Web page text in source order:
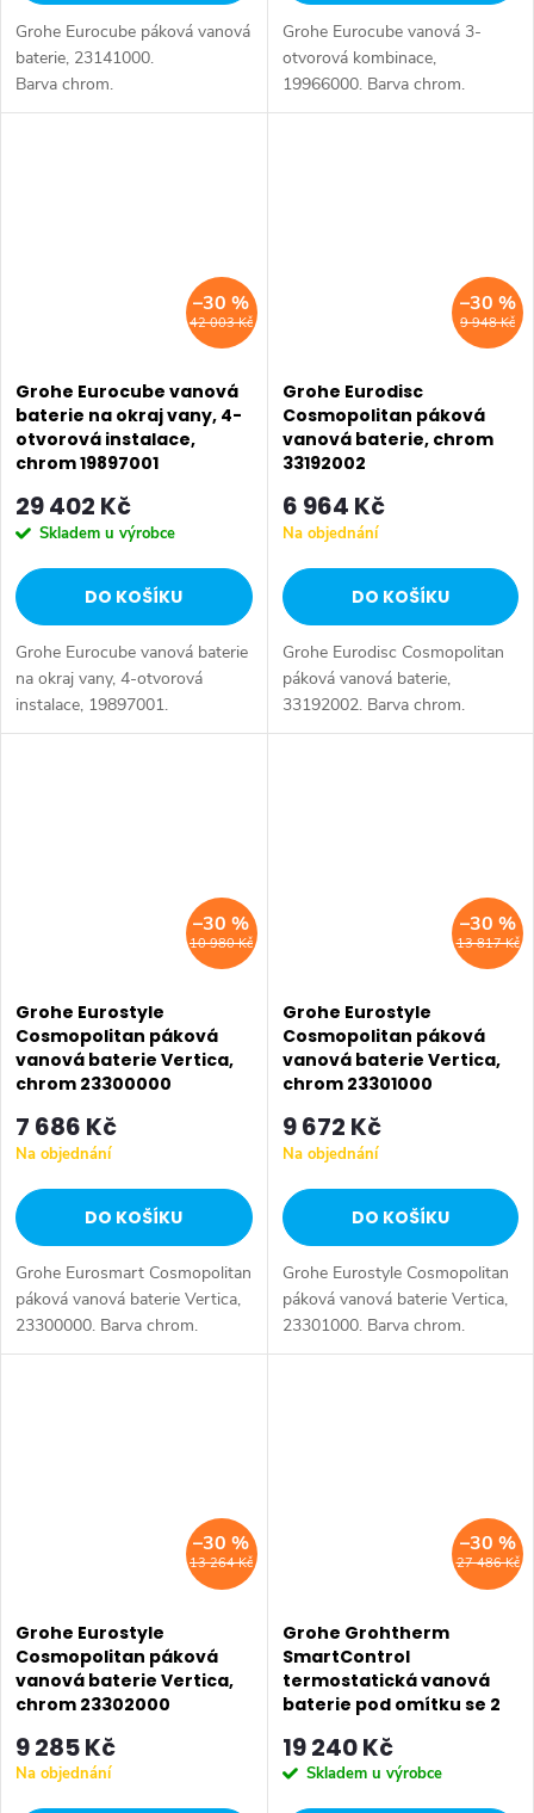
Grohe Eurocube páková vanová
baterie, 23141000.
Barva chrom.
Grohe Eurocube vanová 3-
otvorová kombinace,
19966000. Barva chrom.
42 003 Kč
–30 %
Grohe Eurocube vanová
baterie na okraj vany, 4-
otvorová instalace,
chrom 19897001
29 402 Kč
Skladem u výrobce
DO KOŠÍKU
Grohe Eurocube vanová baterie
na okraj vany, 4-otvorová
instalace, 19897001.
Barva chrom.
9 948 Kč
–30 %
Grohe Eurodisc
Cosmopolitan páková
vanová baterie, chrom
33192002
6 964 Kč
Na objednání
DO KOŠÍKU
Grohe Eurodisc Cosmopolitan
páková vanová baterie,
33192002. Barva chrom.
10 980 Kč
–30 %
Grohe Eurostyle
Cosmopolitan páková
vanová baterie Vertica,
chrom 23300000
7 686 Kč
Na objednání
DO KOŠÍKU
Grohe Eurosmart Cosmopolitan
páková vanová baterie Vertica,
23300000. Barva chrom.
13 817 Kč
–30 %
Grohe Eurostyle
Cosmopolitan páková
vanová baterie Vertica,
chrom 23301000
9 672 Kč
Na objednání
DO KOŠÍKU
Grohe Eurostyle Cosmopolitan
páková vanová baterie Vertica,
23301000. Barva chrom.
13 264 Kč
–30 %
Grohe Eurostyle
Cosmopolitan páková
vanová baterie Vertica,
chrom 23302000
9 285 Kč
Na objednání
27 486 Kč
–30 %
Grohe Grohtherm
SmartControl
termostatická vanová
baterie pod omítku se 2
29156LS0
19 240 Kč
Skladem u výrobce